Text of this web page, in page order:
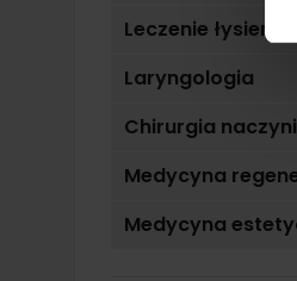
Leczenie łysienia
Laryngologia
Chirurgia
Medycyna
Medycyna